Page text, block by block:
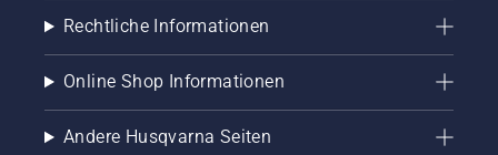
Rechtliche Informationen
Online Shop Informationen
Andere Husqvarna Seiten